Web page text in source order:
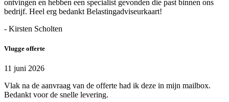
ontvingen en hebben een specialist gevonden die past binnen ons
bedrijf. Heel erg bedankt Belastingadviseurkaart!
- Kirsten Scholten
Vlugge offerte
11 juni 2026
Vlak na de aanvraag van de offerte had ik deze in mijn mailbox.
Bedankt voor de snelle levering.